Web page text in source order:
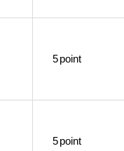
5point
5point